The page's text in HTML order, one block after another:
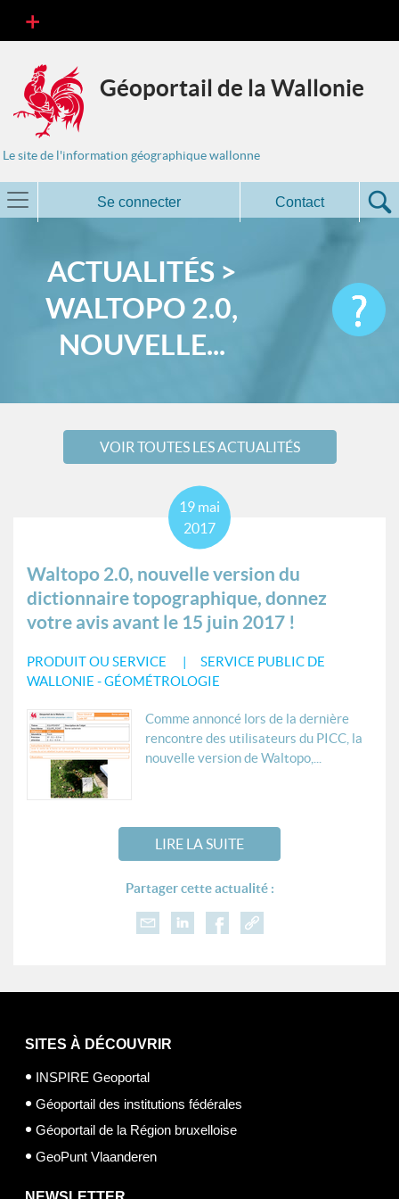
Géoportail de la Wallonie
Le site de l'information géographique wallonne
Se connecter Contact
ACTUALITÉS >
WALTOPO 2.0,
NOUVELLE...
VOIR TOUTES LES ACTUALITÉS
Waltopo 2.0, nouvelle version du
dictionnaire topographique, donnez
votre avis avant le 15 juin 2017 !
PRODUIT OU SERVICE
SERVICE PUBLIC DE
WALLONIE - GÉOMÉTROLOGIE
19 mai
2017
Comme annoncé lors de la dernière
rencontre des utilisateurs du PICC, la
nouvelle version de Waltopo,...
LIRE LA SUITE
Partager cette actualité :
SITES À DÉCOUVRIR
INSPIRE Geoportal
Géoportail des institutions fédérales
Géoportail de la Région bruxelloise
GeoPunt Vlaanderen